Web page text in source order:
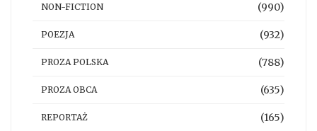
NON-FICTION (990)
POEZJA (932)
PROZA POLSKA (788)
PROZA OBCA (635)
REPORTAŻ (165)